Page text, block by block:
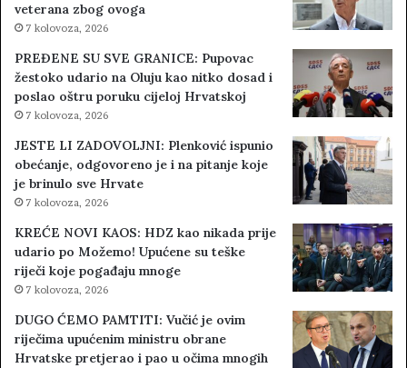
veterana zbog ovoga
7 kolovoza, 2026
PREĐENE SU SVE GRANICE: Pupovac
žestoko udario na Oluju kao nitko dosad i
poslao oštru poruku cijeloj Hrvatskoj
7 kolovoza, 2026
JESTE LI ZADOVOLJNI: Plenković ispunio
obećanje, odgovoreno je i na pitanje koje
je brinulo sve Hrvate
7 kolovoza, 2026
KREĆE NOVI KAOS: HDZ kao nikada prije
udario po Možemo! Upućene su teške
riječi koje pogađaju mnoge
7 kolovoza, 2026
DUGO ĆEMO PAMTITI: Vučić je ovim
riječima upućenim ministru obrane
Hrvatske pretjerao i pao u očima mnogih